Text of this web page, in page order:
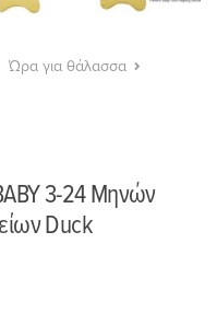
Ώρα για θάλασσα
3-24 Μηνών
Duck